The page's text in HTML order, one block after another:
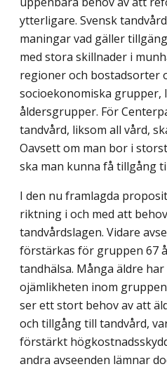
ytterligare. Svensk
maningar vad gäller
med stora skillnader i
regioner och bostadsorter
socioekonomiska grupper,
åldersgrupper. För
tandvård, liksom all vård,
Oavsett om man bor i
ska man kunna få tillgång
I den nu framlagda
riktning i och med att
tandvårdslagen. Vidare
förstärkas för gruppen 67
tandhälsa. Många äldre
ojämlikheten inom
ser ett stort behov av att
och tillgång till tandvård,
förstärkt
andra avseenden lämnar